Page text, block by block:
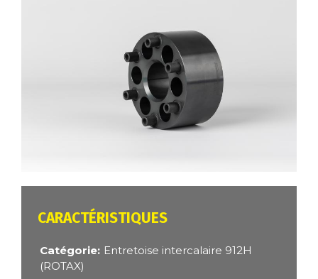
CARACTÉRISTIQUES
Catégorie Entretoise intercalaire 912H
(ROTAX)